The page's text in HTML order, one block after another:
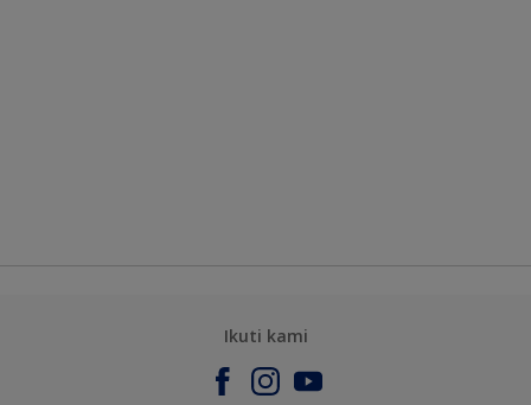
Ikuti kami